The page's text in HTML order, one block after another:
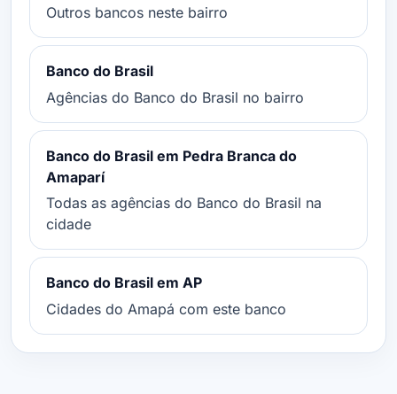
Outros bancos neste bairro
Banco do Brasil
Agências do Banco do Brasil no bairro
Banco do Brasil em Pedra Branca do
Amaparí
Todas as agências do Banco do Brasil na
cidade
Banco do Brasil em AP
Cidades do Amapá com este banco